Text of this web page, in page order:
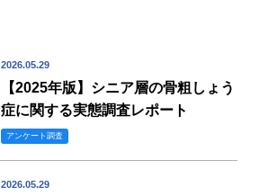
2026.05.29
【2025年版】シニア層の骨粗しょう
症に関する実態調査レポート
アンケート調査
2026.05.29